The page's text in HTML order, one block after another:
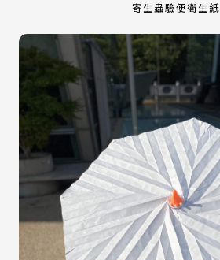
寄生蟲驗便衛生紙